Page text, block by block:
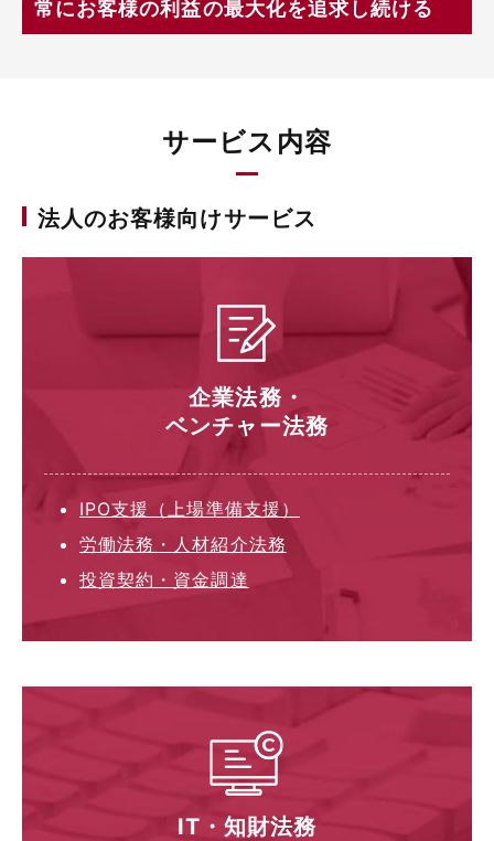
常にお客様の利益の最大化を追求し続ける
サービス内容
法人のお客様向けサービス
企業法務・
ベンチャー法務
IPO支援（上場準備支援）
労働法務・人材紹介法務
投資契約・資金調達
IT・知財法務